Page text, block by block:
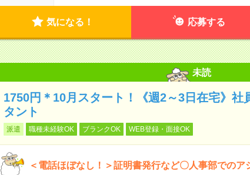
気になる！ 応募する
未読
1750円＊10月スタート！《週2～3日在宅》社
タント
派遣 職種未経験OK ブランクOK WEB登録・面接OK
＜電話ほぼなし！＞証明書発行など〇人事部でのア